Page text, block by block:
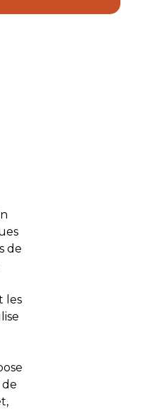
de
les
de